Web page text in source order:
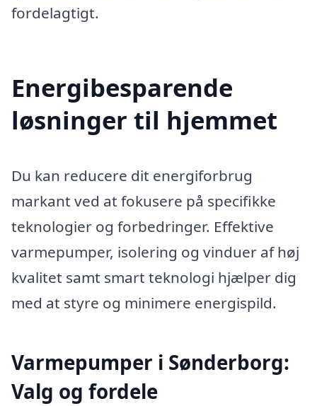
fordelagtigt.
Energibesparende
løsninger til hjemmet
Du kan reducere dit energiforbrug
markant ved at fokusere på specifikke
teknologier og forbedringer. Effektive
varmepumper, isolering og vinduer af høj
kvalitet samt smart teknologi hjælper dig
med at styre og minimere energispild.
Varmepumper i Sønderborg:
Valg og fordele